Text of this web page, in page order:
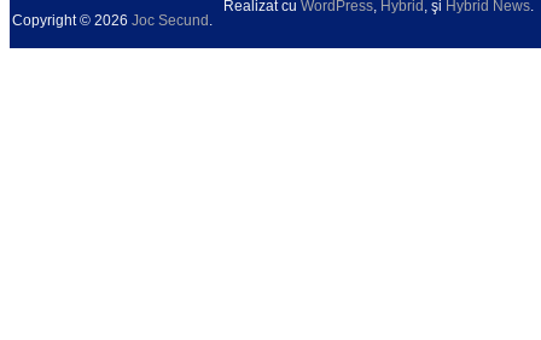
Copyright © 2026 Joc Secund .
Realizat cu WordPress, Hybrid , şi Hybrid News.